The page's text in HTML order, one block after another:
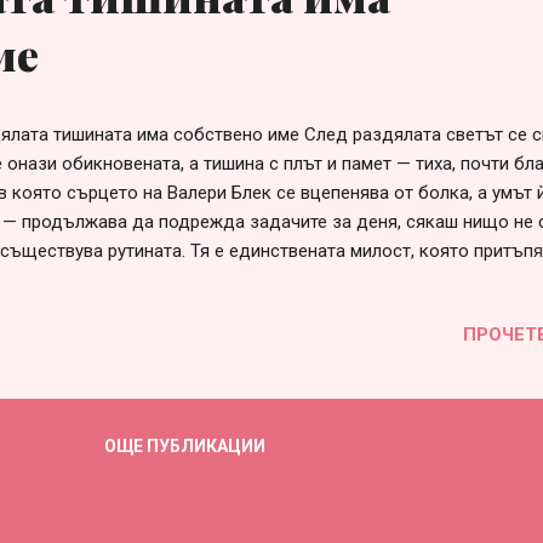
тишината има собствено име След раздялата светът се
обикновената, а тишина с плът и памет — тиха, почти
която сърцето на Валери Блек се вцепенява от болка, а умът
— продължава да подрежда задачите за деня, сякаш нищо не
рутината. Тя е единствената милост, която
раздяла. Без шум, без обвинения, без театралното
безмилостно: „Не искам да сме семейство. Никога не съм те
беше така. И коя беше Валери Блек, че да спори със свободната
ОЩЕ ПУБЛИКАЦИИ